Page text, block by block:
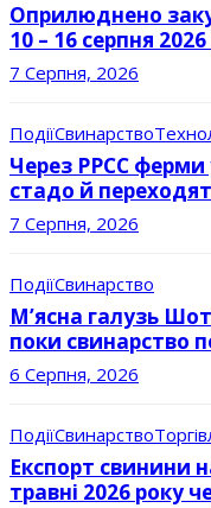
Оприлюднено
10 – 16 серпня 2026
7 Серпня, 2026
ПодіїСвинарство
Через РРСС
стадо й
7 Серпня, 2026
ПодіїСвинарство
М’ясна галузь
поки свинарство
6 Серпня, 2026
ПодіїСвинарство
Експорт свинини
травні 2026 року